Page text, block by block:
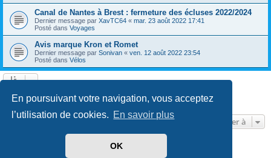
En poursuivant votre navigation, vous acceptez
l’utilisation de cookies. En savoir plus
OK
Canal de Nantes à Brest : fermeture des écluses 2022/2024
Dernier message par XavTC64 « mar. 23 août 2022 17:41
Posté dans Voyages
Avis marque Kron et Romet
Dernier message par Sonivan « ven. 12 août 2022 23:54
Posté dans Vélos
602 résultats trouvés Page1sur13
1 2 3 4 5 … 13
Aller à
phpBB ® Forum Software © phpBB Limited
phpBB-fr.com